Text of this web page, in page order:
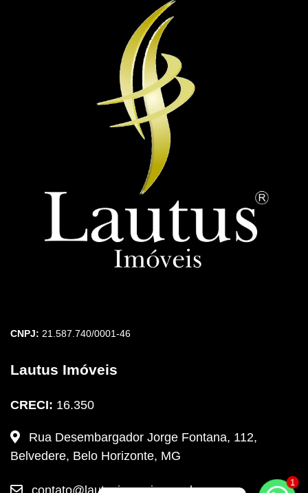
CNPJ: 21.587.740/0001-46
Lautus Imóveis
CRECI: 16.350
Rua Desembargador Jorge Fontana, 112,
Belvedere, Belo Horizonte, MG